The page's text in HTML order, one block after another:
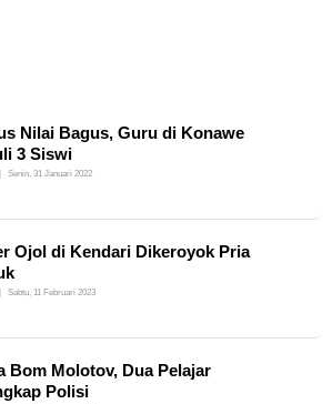
Nilai Bagus, Guru di Konawe
3 Siswi
Senin, 31 Januari 2022
Ojol di Kendari Dikeroyok Pria
Sabtu, 11 Februari 2023
Bom Molotov, Dua Pelajar
Polisi